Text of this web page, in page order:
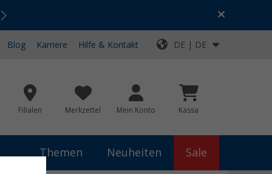
Top-Deals für dein Abenteuer!
Blog Karriere Hilfe & Kontakt DE | DE
Filialen Merkzettel Mein Konto Kassa
Themen Neuheiten Sale